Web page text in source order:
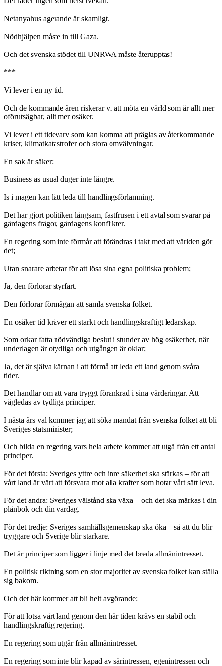
Netanyahus agerande är skamligt.
Nödhjälpen måste in till Gaza.
Och det svenska stödet till UNRWA måste återupptas!
***
Vi lever i en ny tid.
Och de kommande åren riskerar vi att möta en värld som är allt mer
oförutsägbar, allt mer osäker.
Vi lever i ett tidevarv som kan komma att präglas av återkommande
kriser, klimatkatastrofer och stora omvälvningar.
En sak är säker:
Business as usual duger inte längre.
Is i magen kan lätt leda till handlingsförlamning.
Det har gjort politiken långsam, fastfrusen i ett avtal som svarar på
gårdagens frågor, gårdagens konflikter.
En regering som inte förmår att förändras i takt med att världen gör
det;
Utan snarare arbetar för att lösa sina egna politiska problem;
Ja, den förlorar styrfart.
Den förlorar förmågan att samla svenska folket.
En osäker tid kräver ett starkt och handlingskraftigt ledarskap.
Som orkar fatta nödvändiga beslut i stunder av hög osäkerhet, när
underlagen är otydliga och utgången är oklar;
Ja, det är själva kärnan i att förmå att leda ett land genom svåra
tider.
Det handlar om att vara tryggt förankrad i sina värderingar. Att
vägledas av tydliga principer.
I nästa års val kommer jag att söka mandat från svenska folket att bli
Sveriges statsminister;
Och bilda en regering vars hela arbete kommer att utgå från ett antal
principer.
För det första: Sveriges yttre och inre säkerhet ska stärkas – för att
vårt land är värt att försvara mot alla krafter som hotar vårt sätt leva.
För det andra: Sveriges välstånd ska växa – och det ska märkas i din
plånbok och din vardag.
För det tredje: Sveriges samhällsgemenskap ska öka – så att du blir
tryggare och Sverige blir starkare.
Det är principer som ligger i linje med det breda allmänintresset.
En politisk riktning som en stor majoritet av svenska folket kan ställa
sig bakom.
Och det här kommer att bli helt avgörande:
För att lotsa vårt land genom den här tiden krävs en stabil och
handlingskraftig regering.
En regering som utgår från allmänintresset.
En regering som inte blir kapad av särintressen, egenintressen och